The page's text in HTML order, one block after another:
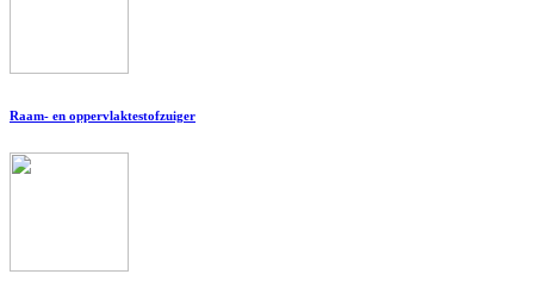
Raam- en oppervlaktestofzuiger